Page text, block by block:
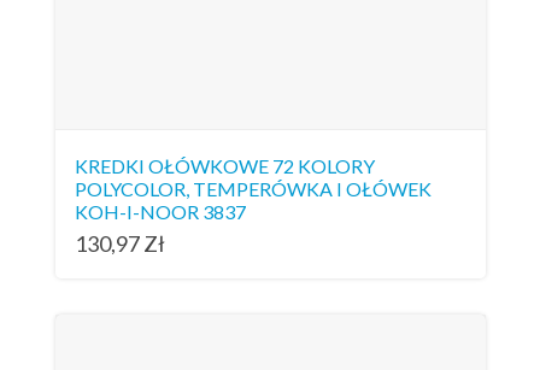
KREDKI OŁÓWKOWE 72 KOLORY
POLYCOLOR, TEMPERÓWKA I OŁÓWEK
KOH-I-NOOR 3837
130,97Zł